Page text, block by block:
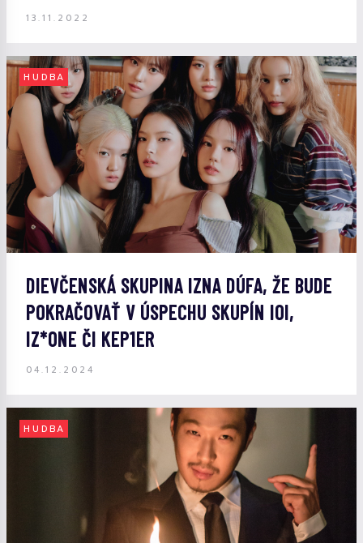
13.11.2022
HUDBA
DIEVČENSKÁ SKUPINA IZNA DÚFA, ŽE BUDE
POKRAČOVAŤ V ÚSPECHU SKUPÍN IOI,
IZ*ONE ČI KEP1ER
04.12.2024
HUDBA